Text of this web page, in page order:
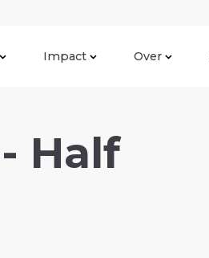
Impact Over
Half